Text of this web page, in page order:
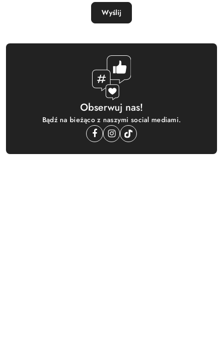
Wyślij
Obserwuj nas!
Bądź na bieżąco z naszymi social mediami.